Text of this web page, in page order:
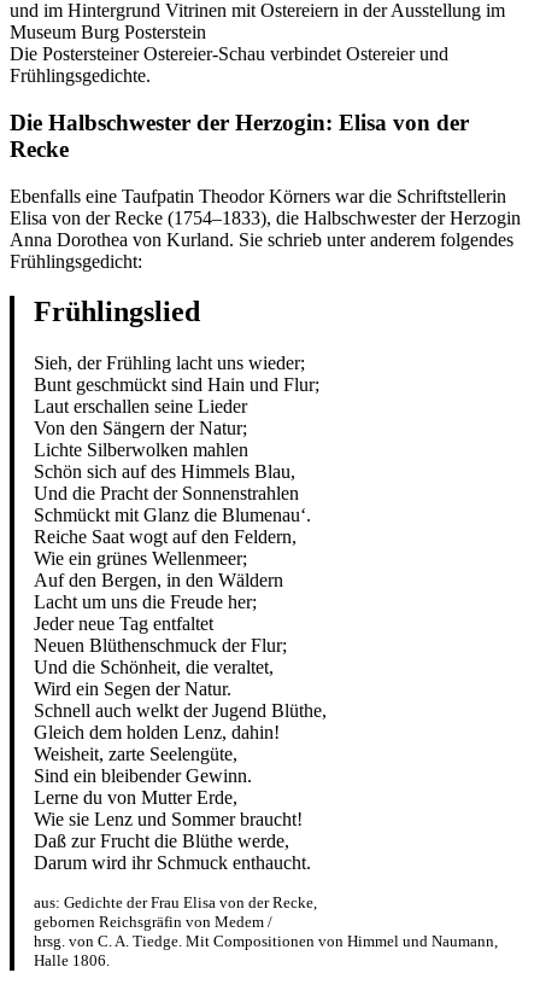
Die Postersteiner Ostereier-Schau verbindet Ostereier und
Frühlingsgedichte.
Die Halbschwester der Herzogin: Elisa von der
Recke
Ebenfalls eine Taufpatin Theodor Körners war die Schriftstellerin
Elisa von der Recke (1754–1833), die Halbschwester der Herzogin
Anna Dorothea von Kurland. Sie schrieb unter anderem folgendes
Frühlingsgedicht:
Frühlingslied
Sieh, der Frühling lacht uns wieder;
Bunt geschmückt sind Hain und Flur;
Laut erschallen seine Lieder
Von den Sängern der Natur;
Lichte Silberwolken mahlen
Schön sich auf des Himmels Blau,
Und die Pracht der Sonnenstrahlen
Schmückt mit Glanz die Blumenau‘.
Reiche Saat wogt auf den Feldern,
Wie ein grünes Wellenmeer;
Auf den Bergen, in den Wäldern
Lacht um uns die Freude her;
Jeder neue Tag entfaltet
Neuen Blüthenschmuck der Flur;
Und die Schönheit, die veraltet,
Wird ein Segen der Natur.
Schnell auch welkt der Jugend Blüthe,
Gleich dem holden Lenz, dahin!
Weisheit, zarte Seelengüte,
Sind ein bleibender Gewinn.
Lerne du von Mutter Erde,
Wie sie Lenz und Sommer braucht!
Daß zur Frucht die Blüthe werde,
Darum wird ihr Schmuck enthaucht.
aus: Gedichte der Frau Elisa von der Recke,
gebornen Reichsgräfin von Medem /
hrsg. von C. A. Tiedge. Mit Compositionen von Himmel und Naumann,
Halle 1806.